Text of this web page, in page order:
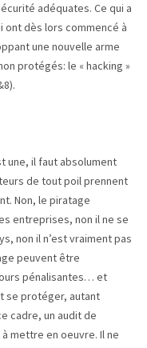
adéquates. Ce qui a
ont dès lors commencé à
une nouvelle arme
protégés: le « hacking »
une, il faut absolument
de tout poil prennent
Non, le piratage
entreprises, non il ne se
non il n’est vraiment pas
peuvent être
pénalisantes… et
se protéger, autant
cadre, un audit de
mettre en oeuvre. Il ne